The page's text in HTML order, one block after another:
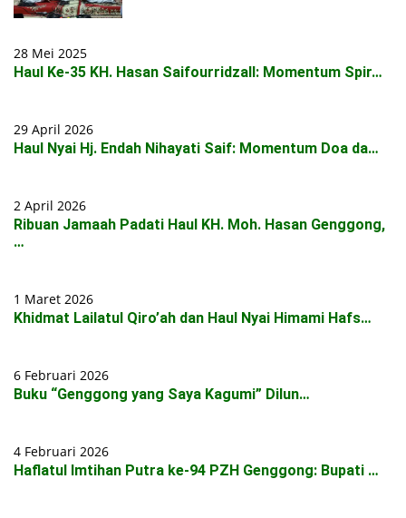
28 Mei 2025
Haul Ke-35 KH. Hasan Saifourridzall: Momentum Spir…
29 April 2026
Haul Nyai Hj. Endah Nihayati Saif: Momentum Doa da…
2 April 2026
Ribuan Jamaah Padati Haul KH. Moh. Hasan Genggong,
…
1 Maret 2026
Khidmat Lailatul Qiro’ah dan Haul Nyai Himami Hafs…
6 Februari 2026
Buku “Genggong yang Saya Kagumi” Dilun…
4 Februari 2026
Haflatul Imtihan Putra ke-94 PZH Genggong: Bupati …